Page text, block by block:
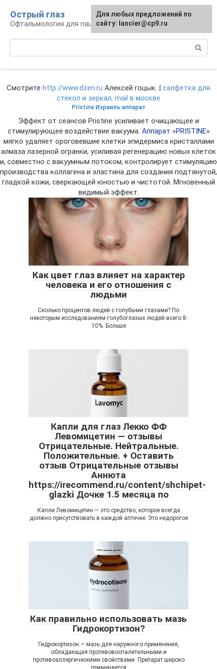
контенту
Острый глаз
Офтальмология для пациента
Смотрите http://www.dzen.ru Алексей гоцык. | салфетка для
стёкол и зеркал, mail в москве
Pristine Израиль аппарат
Эффект от сеансов Pristine усиливает очищающее и
стимулирующее воздействие вакуума. Аппарат «PRISTINE»
мягко удаляет ороговевшие клетки эпидермиса кристаллами
алмаза лазерной огранки, усиливая регенерацию новых клеток
и, совместно с вакуумным потоком, контролирует стимуляцию
производства коллагена и эластина для создания подтянутой,
гладкой кожи, сверкающей юностью и чистотой. Мгновенный
видимый эффект.
Как цвет глаз влияет на характер
человека и его отношения с
людьми
Сколько процентов людей с голубыми глазами? По
некоторым исследованиям голубоглазых людей всего 8-
10%. Больше
Капли для глаз Лекко ФФ
Левомицетин — отзывы
Отрицательные. Нейтральные.
Положительные. + Оставить
отзыв Отрицательные отзывы
Аннюта
https://irecommend.ru/content/shchipet-
glazki Дочке 1.5 месяца по
Капли Левомицетин — это средство, которое всегда
должно присутствовать в каждой аптечке. Это недорогое
Как правильно использовать мазь
Гидрокортизон?
Гидрокортизон — мазь для наружного применения,
обладающая противовоспалительными и
противоаллергическими свойствами. Препарат широко
применяется
Для любых предложений по
сайту: lancier@cp9.ru